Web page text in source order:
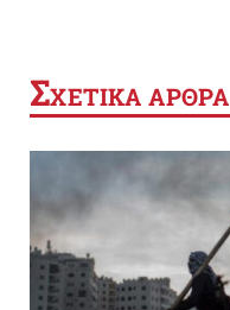
ΣΧΕΤΙΚΑ ΑΡΘΡΑ